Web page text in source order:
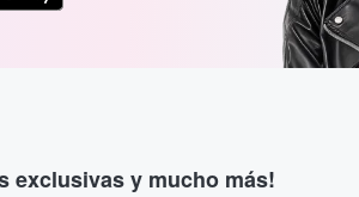
exclusivas y mucho más!